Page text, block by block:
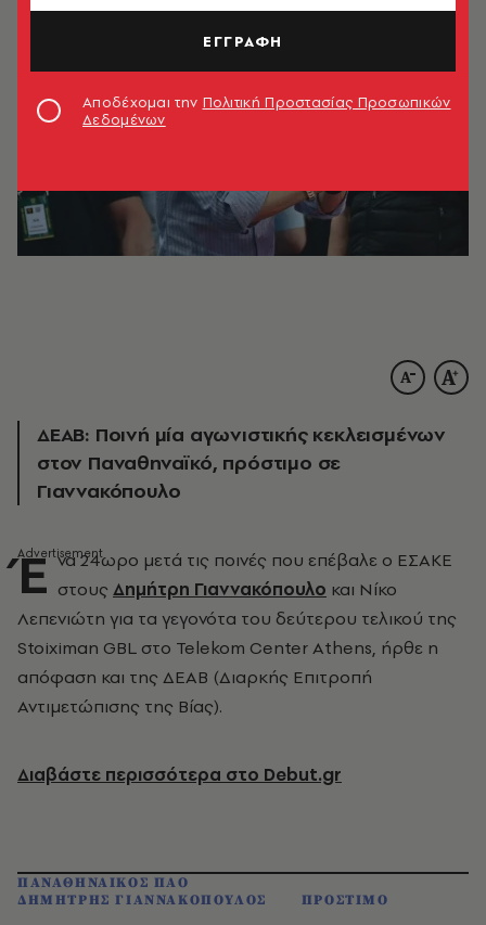
ΔΕΑΒ: Ποινή μία αγωνιστικής κεκλεισμένων
στον Παναθηναϊκό, πρόστιμο σε
Γιαννακόπουλο
Έ να 24ωρο μετά τις ποινές που επέβαλε ο ΕΣΑΚΕ
στους Δημήτρη Γιαννακόπουλο και Νίκο
Λεπενιώτη για τα γεγονότα του δεύτερου τελικού της
Stoiximan GBL στο Telekom Center Athens, ήρθε η
απόφαση και της ΔΕΑΒ (Διαρκής Επιτροπή
Αντιμετώπισης της Βίας).
Διαβάστε περισσότερα στο Debut.gr
ΠΑΝΑΘΗΝΑΙΚΟΣ ΠΑΟ
ΔΗΜΗΤΡΗΣ ΓΙΑΝΝΑΚΟΠΟΥΛΟΣ
ΠΡΟΣΤΙΜΟ
ΕΓΓΡΑΦΗ
Αποδέχομαι την Πολιτική Προστασίας Προσωπικών
Δεδομένων